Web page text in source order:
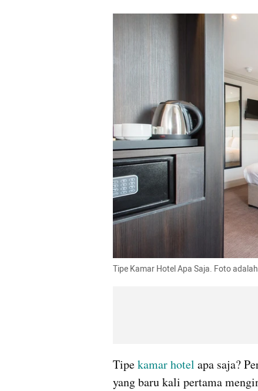
Tipe Kamar Hotel Apa Saja. Foto
Tipe kamar hotel apa saja?
yang baru kali pertama